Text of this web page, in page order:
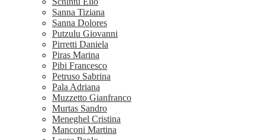
Sanna Tiziana
Sanna Dolores
Putzulu Giovanni
Pirretti Daniela
Piras Marina
Pibi Francesco
Petruso Sabrina
Pala Adriana
Muzzetto Gianfranco
Murtas Sandro
Meneghel Cristina
Manconi Martina